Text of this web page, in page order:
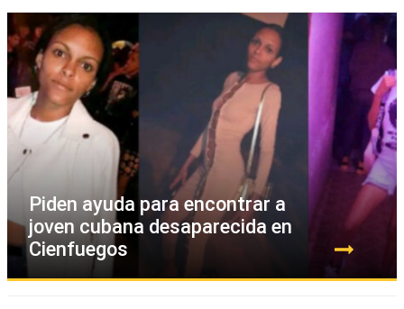
Piden ayuda para encontrar a
joven cubana desaparecida en
Cienfuegos